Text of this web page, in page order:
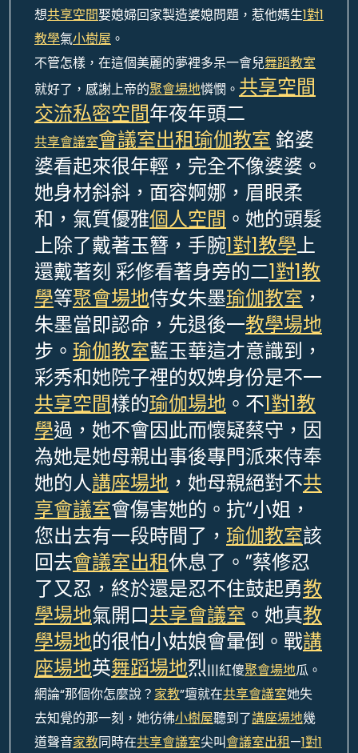
想共享空間娶媳婦回家製造婆媳問題，惹他媽生1對1
教學氣小樹屋 。
不管怎樣，在這個美麗的夢裡多呆一會兒舞蹈教室
就好了，感謝上帝的聚會場地憐憫。 共享空間
交流私密空間年夜年頭二
共享會議室會議室出租瑜伽教室 銘婆
婆看起來很年輕，完全不像婆婆。
她身材斜斜，面容婀娜，眉眼柔
和，氣質優雅個人空間 。她的頭髮
上除了戴著玉簪，手腕1對1教學上
還戴著刻 彩修看著身旁的二1對1教
學等聚會場地侍女朱墨瑜伽教室 ，
朱墨當即認命，先退後一教學場地
步。 瑜伽教室藍玉華這才意識到，
彩秀和她院子裡的奴婢身份是不一
共享空間樣的瑜伽場地 。不1對1教
學過，她不會因此而懷疑蔡守，因
為她是她母親出事後專門派來侍奉
她的人講座場地 ，她母親絕對不共
享會議室會傷害她的。抗“小姐，
您出去有一段時間了， 瑜伽教室該
回去會議室出租休息了。”蔡修忍
了又忍，終於還是忍不住鼓起勇教
學場地氣開口共享會議室 。她真教
學場地的很怕小姑娘會暈倒。戰講
座場地英舞蹈場地烈|||紅傻聚會場地瓜。
網論“那個你怎麼說？ 家教”壇就在共享會議室她失
去知覺的那一刻，她彷彿小樹屋聽到了講座場地幾
道聲音家教同時在共享會議室尖叫會議室出租—1對1